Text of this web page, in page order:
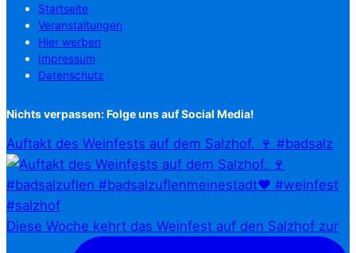
Startseite
Veranstaltungen
Hier werben
Impressum
Datenschutz
Nichts verpassen: Folge uns auf Social Media!
Auftakt des Weinfests auf dem Salzhof. 🍷 #badsalz
Diese Woche kehrt das Weinfest auf den Salzhof zur